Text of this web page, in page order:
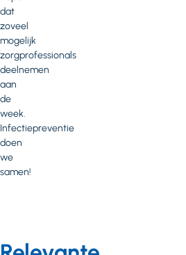
dat
zoveel
mogelijk
zorgprofessionals
deelnemen
aan
de
week.
Infectiepreventie
doen
we
samen!